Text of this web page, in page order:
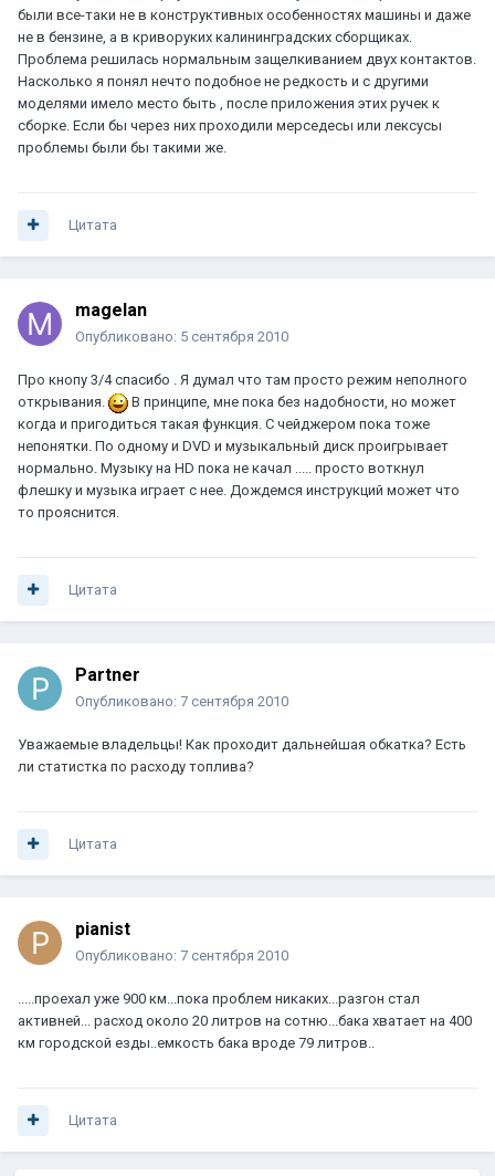
были все-таки не в конструктивных особенностях машины и даже
не в бензине, а в криворуких калининградских сборщиках.
Проблема решилась нормальным защелкиванием двух контактов.
Насколько я понял нечто подобное не редкость и с другими
моделями имело место быть , после приложения этих ручек к
сборке. Если бы через них проходили мерседесы или лексусы
проблемы были бы такими же.
Цитата
magelan
Опубликовано: 5 сентября 2010
Про кнопу 3/4 спасибо . Я думал что там просто режим неполного
открывания.
В принципе, мне пока без надобности, но может
когда и пригодиться такая функция. С чейджером пока тоже
непонятки. По одному и DVD и музыкальный диск проигрывает
нормально. Музыку на HD пока не качал ..... просто воткнул
флешку и музыка играет с нее. Дождемся инструкций может что
то прояснится.
Цитата
Partner
Опубликовано: 7 сентября 2010
Уважаемые владельцы! Как проходит дальнейшая обкатка? Есть
ли статистка по расходу топлива?
Цитата
pianist
Опубликовано: 7 сентября 2010
.....проехал уже 900 км...пока проблем никаких...разгон стал
активней... расход около 20 литров на сотню...бака хватает на 400
км городской езды..емкость бака вроде 79 литров..
Цитата